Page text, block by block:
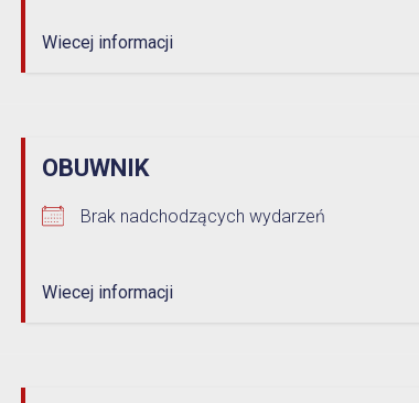
Wiecej informacji
OBUWNIK
Brak nadchodzących wydarzeń
Wiecej informacji
Samorząd
Prudnicka Rada Seniorów
Patronat honorowy Burmistrza
Strefa Płatnego Parkowania
Oferty realizacji zadania publicznego
eUrząd
Zgłoś awarię